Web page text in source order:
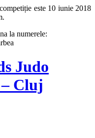
este 10 iunie 2018
la numerele:
Judo
Cluj